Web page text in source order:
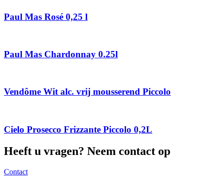
Paul Mas Rosé 0,25 l
Paul Mas Chardonnay 0.25l
Vendôme Wit alc. vrij mousserend Piccolo
Cielo Prosecco Frizzante Piccolo 0,2L
Heeft u vragen? Neem contact op
Contact